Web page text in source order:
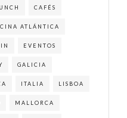
CAFÉS
ATLÁNTICA
EVENTOS
GALICIA
ITALIA LISBOA
MALLORCA